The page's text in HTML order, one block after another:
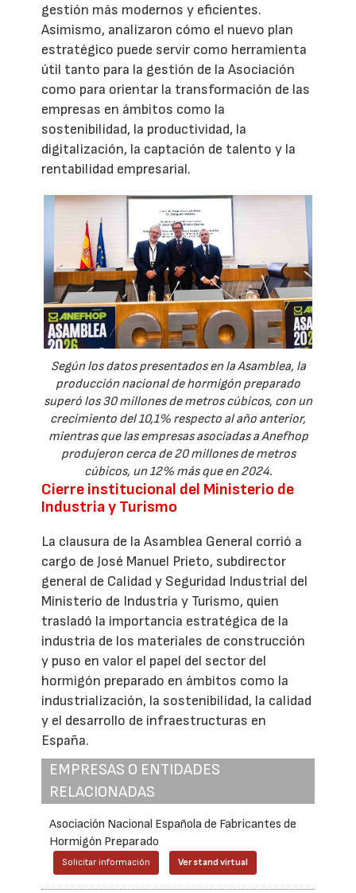
gestión más modernos y eficientes.
Asimismo, analizaron cómo el nuevo plan
estratégico puede servir como herramienta
útil tanto para la gestión de la Asociación
como para orientar la transformación de las
empresas en ámbitos como la
sostenibilidad, la productividad, la
digitalización, la captación de talento y la
rentabilidad empresarial.
Según los datos presentados en la Asamblea, la
producción nacional de hormigón preparado
superó los 30 millones de metros cúbicos, con un
crecimiento del 10,1% respecto al año anterior,
mientras que las empresas asociadas a Anefhop
produjeron cerca de 20 millones de metros
cúbicos, un 12% más que en 2024.
Cierre institucional del Ministerio de
Industria y Turismo
La clausura de la Asamblea General corrió a
cargo de José Manuel Prieto, subdirector
general de Calidad y Seguridad Industrial del
Ministerio de Industria y Turismo, quien
trasladó la importancia estratégica de la
industria de los materiales de construcción
y puso en valor el papel del sector del
hormigón preparado en ámbitos como la
industrialización, la sostenibilidad, la calidad
y el desarrollo de infraestructuras en
España.
EMPRESAS O ENTIDADES
RELACIONADAS
Asociación Nacional Española de Fabricantes de
Hormigón Preparado
Solicitar información Ver stand virtual